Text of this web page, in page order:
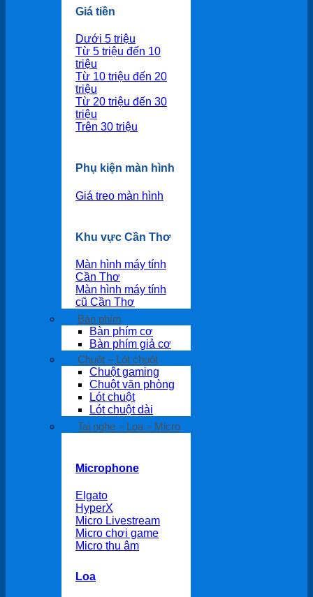
Giá tiền
Dưới 5 triệu
Từ 5 triệu đến 10
triệu
Từ 10 triệu đến 20
triệu
Từ 20 triệu đến 30
triệu
Trên 30 triệu
Phụ kiện màn hình
Giá treo màn hình
Khu vực Cần Thơ
Màn hình máy tính
Cần Thơ
Màn hình máy tính
cũ Cần Thơ
Bàn phím
Bàn phím cơ
Bàn phím giả cơ
Chuột – Lót chuột
Chuột gaming
Chuột văn phòng
Lót chuột
Lót chuột dài
Tai nghe – Loa – Micro
Microphone
Elgato
HyperX
Micro Livestream
Micro chơi game
Micro thu âm
Loa